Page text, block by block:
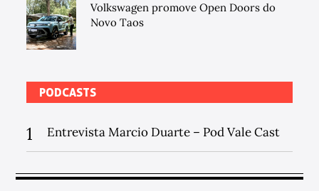
Volkswagen promove Open Doors do
Novo Taos
PODCASTS
1 Entrevista Marcio Duarte – Pod Vale Cast